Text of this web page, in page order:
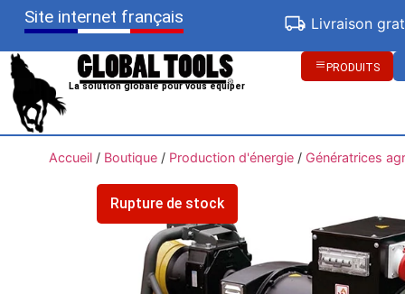
Site internet français Livraison
La solution globale pour vous équiper
PRODUITS
Accueil/ Boutique/ Production d'énergie/ Génératrices
Rupture de stock